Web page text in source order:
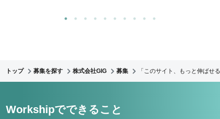
トップ 募集を探す 株式会社GIG 募集 「このサイト、もっと伸ば
Workshipでできること